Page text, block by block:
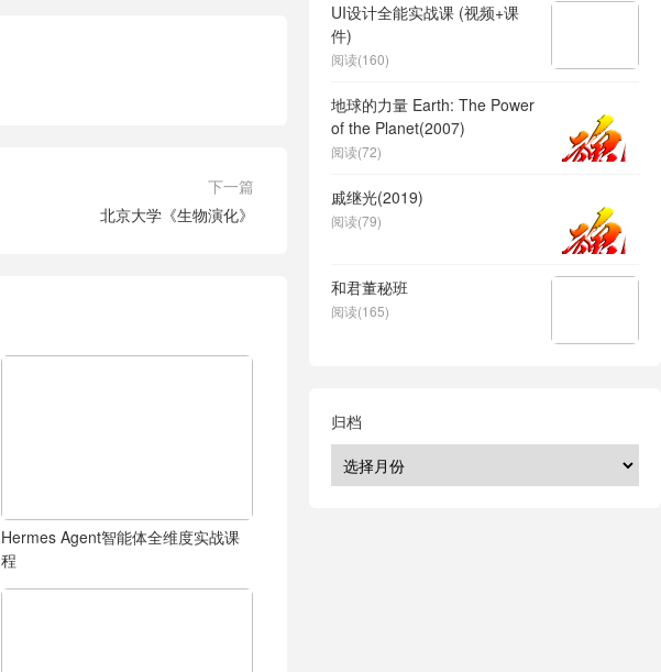
下一篇
北京大学《生物演化》
Hermes Agent智能体全维度实战课
程
UI设计全能实战课 (视频+课
件)
阅读(160)
地球的力量 Earth: The Power
of the Planet(2007)
阅读(72)
戚继光(2019)
阅读(79)
和君董秘班
阅读(165)
归档